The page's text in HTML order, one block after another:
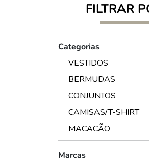
FILTRAR
Categorias
VESTIDOS
BERMUDAS
CONJUNTOS
CAMISAS/T-SHIRT
MACACÃO
Marcas